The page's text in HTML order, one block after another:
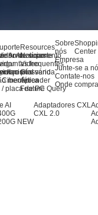
AI
mecânica
placa de PC
AI
NEW
Adaptadores CXL
CXL 2.0
Armazenamento
Cibernética
de suporte
frequentes
pós-venda
Resources
Notícias
Video
Glossário
Aprender
Feature Query
Sobre
nós
Empresa
Junte-se a
Contate-nos
Onde
Center